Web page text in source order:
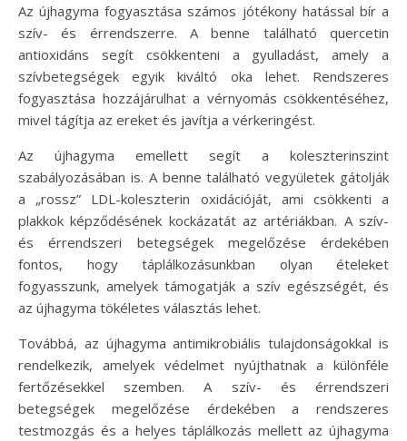
Az újhagyma fogyasztása számos jótékony hatással bír a
szív- és érrendszerre. A benne található quercetin
antioxidáns segít csökkenteni a gyulladást, amely a
szívbetegségek egyik kiváltó oka lehet. Rendszeres
fogyasztása hozzájárulhat a vérnyomás csökkentéséhez,
mivel tágítja az ereket és javítja a vérkeringést.
Az újhagyma emellett segít a koleszterinszint
szabályozásában is. A benne található vegyületek gátolják
a „rossz” LDL-koleszterin oxidációját, ami csökkenti a
plakkok képződésének kockázatát az artériákban. A szív-
és érrendszeri betegségek megelőzése érdekében
fontos, hogy táplálkozásunkban olyan ételeket
fogyasszunk, amelyek támogatják a szív egészségét, és
az újhagyma tökéletes választás lehet.
Továbbá, az újhagyma antimikrobiális tulajdonságokkal is
rendelkezik, amelyek védelmet nyújthatnak a különféle
fertőzésekkel szemben. A szív- és érrendszeri
betegségek megelőzése érdekében a rendszeres
testmozgás és a helyes táplálkozás mellett az újhagyma